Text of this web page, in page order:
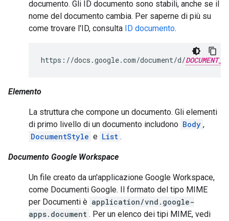
documento. Gli ID documento sono stabili, anche se il
nome del documento cambia. Per saperne di più su
come trovare l'ID, consulta ID documento.
https://docs.google.com/document/d/
Elemento
La struttura che compone un documento. Gli elementi
di primo livello di un documento includono Body ,
DocumentStyle e List .
Documento Google Workspace
Un file creato da un'applicazione Google Workspace,
come Documenti Google. Il formato del tipo MIME
per Documenti è application/vnd.google-
apps.document . Per un elenco dei tipi MIME, vedi